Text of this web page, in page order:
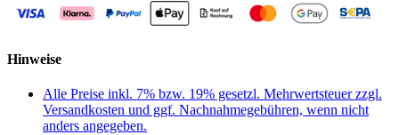
Hinweise
Alle Preise inkl. 7% bzw. 19% gesetzl. Mehrwertsteuer zzgl.
Versandkosten und ggf. Nachnahmegebühren, wenn nicht
anders angegeben.